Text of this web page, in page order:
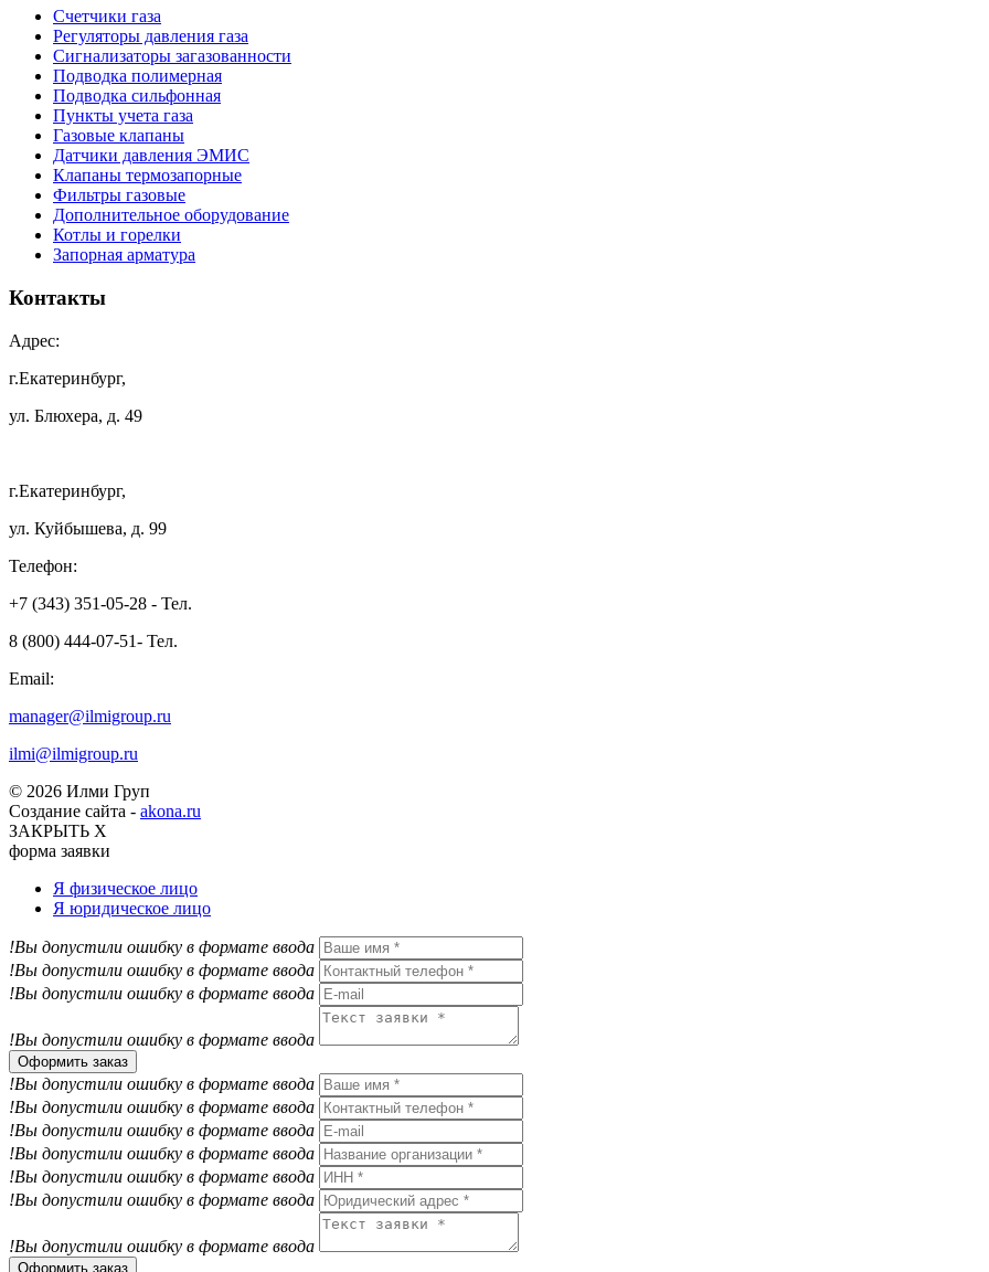
Счетчики газа
Регуляторы давления газа
Сигнализаторы загазованности
Подводка полимерная
Подводка сильфонная
Пункты учета газа
Газовые клапаны
Датчики давления ЭМИС
Клапаны термозапорные
Фильтры газовые
Дополнительное оборудование
Котлы и горелки
Запорная арматура
Контакты
Адрес:
г.Екатеринбург,
ул. Блюхера, д. 49
г.Екатеринбург,
ул. Куйбышева, д. 99
Телефон:
+7 (343) 351-05-28 - Тел.
8 (800) 444-07-51- Тел.
Email:
manager@ilmigroup.ru
ilmi@ilmigroup.ru
© 2026 Илми Груп
Создание сайта - akona.ru
ЗАКРЫТЬ Х
форма заявки
Я физическое лицо
Я юридическое лицо
!Вы допустили ошибку в формате ввода
!Вы допустили ошибку в формате ввода
!Вы допустили ошибку в формате ввода
!Вы допустили ошибку в формате ввода
Оформить заказ
!Вы допустили ошибку в формате ввода
!Вы допустили ошибку в формате ввода
!Вы допустили ошибку в формате ввода
!Вы допустили ошибку в формате ввода
!Вы допустили ошибку в формате ввода
!Вы допустили ошибку в формате ввода
!Вы допустили ошибку в формате ввода
Оформить заказ